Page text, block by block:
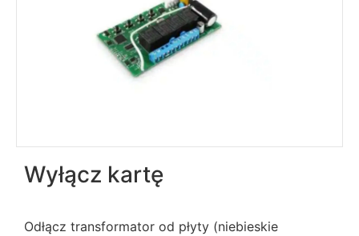
Wyłącz kartę
Odłącz transformator od płyty (niebieskie